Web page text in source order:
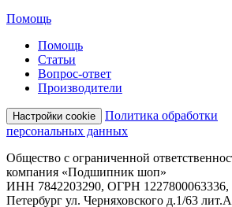
Помощь
Помощь
Статьи
Вопрос-ответ
Производители
Настройки cookie
Политика обработки
персональных данных
Общество с ограниченной
компания «Подшипник шоп»
ИНН 7842203290, ОГРН 1227800063336,
Петербург ул. Черняховского д.1/63